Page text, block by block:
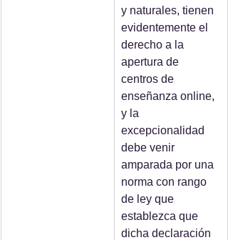
y naturales, tienen
evidentemente el
derecho a la
apertura de
centros de
enseñanza online,
y la
excepcionalidad
debe venir
amparada por una
norma con rango
de ley que
establezca que
dicha declaración